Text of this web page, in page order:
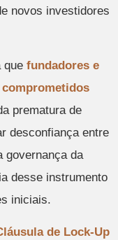
novos investidores
que fundadores e
prematura de
desconfiança entre
governança da
desse instrumento
iniciais.
de Lock-Up